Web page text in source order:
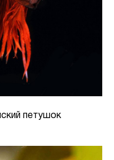
петушок